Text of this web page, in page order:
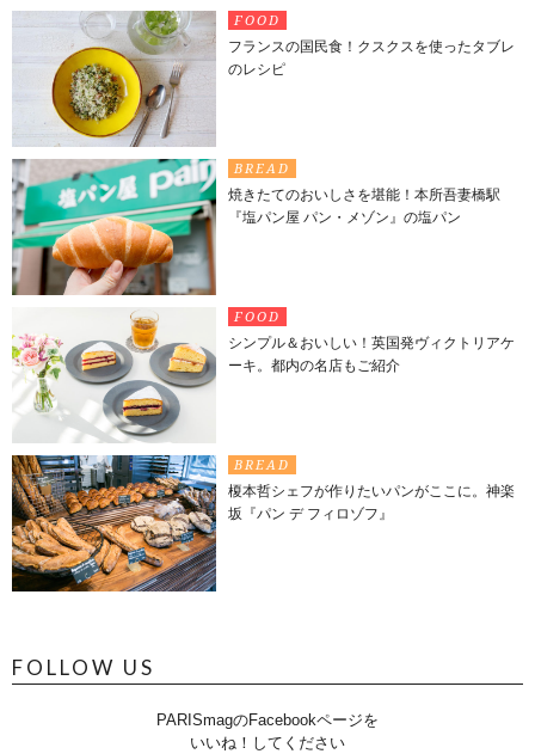
FOOD
フランスの国民食！クスクスを使ったタブレ
のレシピ
BREAD
焼きたてのおいしさを堪能！本所吾妻橋駅
『塩パン屋 パン・メゾン』の塩パン
FOOD
シンプル＆おいしい！英国発ヴィクトリアケ
ーキ。都内の名店もご紹介
BREAD
榎本哲シェフが作りたいパンがここに。神楽
坂『パン デ フィロゾフ』
FOLLOW US
PARISmagのFacebookページを
いいね！してください